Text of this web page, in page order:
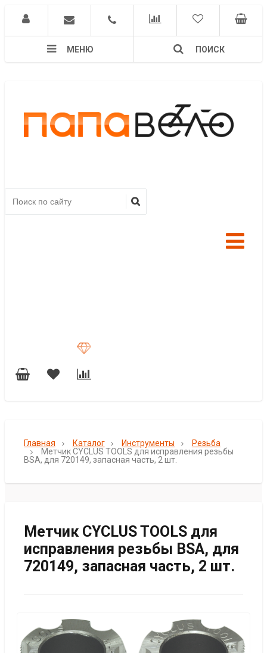
МЕНЮ ПОИСК
Главная Каталог Инструменты
Резьба
Метчик CYCLUS TOOLS для исправления резьбы
BSA, для 720149, запасная часть, 2 шт.
Метчик CYCLUS TOOLS для
исправления резьбы BSA, для
720149, запасная часть, 2 шт.